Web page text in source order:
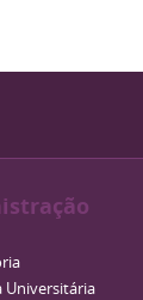
Universitária